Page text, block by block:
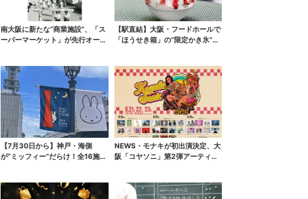
南大阪に新たな“商業施設”、「ス
ーパーマーケット」が先行オープ
【駅直結】大阪・フードホールで
「ほうせき箱」の“限定かき氷”が
【7月30日から】神戸・海側
が“ミッフィー”だらけ！全16施設
NEWS・モナキが初出演決定、大
阪「コヤソニ」第2弾アーティス